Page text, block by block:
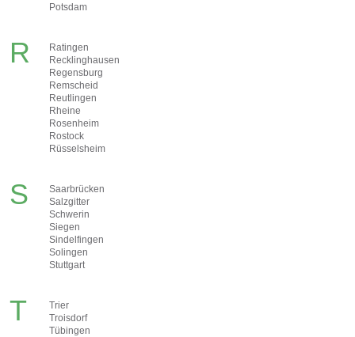
Potsdam
R
Ratingen
Recklinghausen
Regensburg
Remscheid
Reutlingen
Rheine
Rosenheim
Rostock
Rüsselsheim
S
Saarbrücken
Salzgitter
Schwerin
Siegen
Sindelfingen
Solingen
Stuttgart
T
Trier
Troisdorf
Tübingen